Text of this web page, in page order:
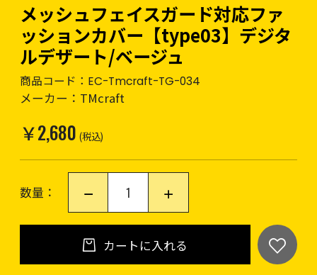
メッシュフェイスガード対応ファ
ッションカバー【type03】デジタ
ルデザート/ベージュ
商品コード： EC-Tmcraft-TG-034
メーカー： TMcraft
￥2,680 (税込)
数量：
カートに入れる